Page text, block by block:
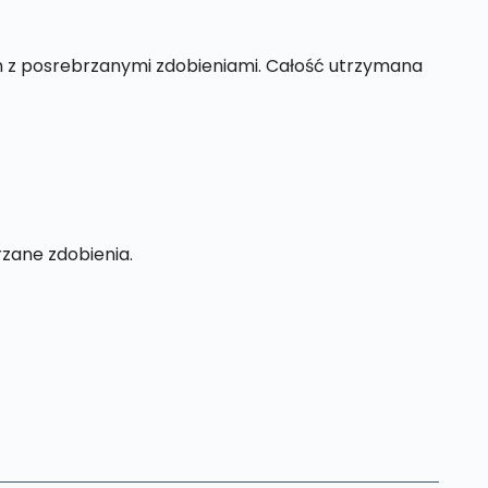
posrebrzanymi zdobieniami. Całość utrzymana
zdobienia.